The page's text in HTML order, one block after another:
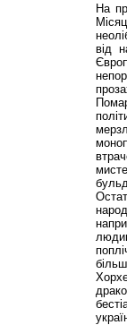
На
від